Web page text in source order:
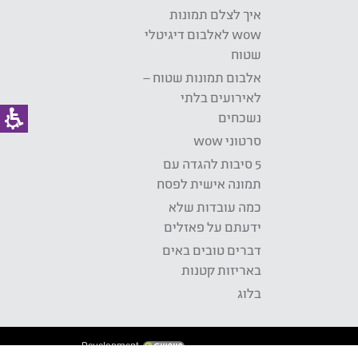
איך לצלם תמונות
wow לאלבום דיגיטלי
שטוח
אלבום תמונות שטוח –
לאירועים בלתי
נשכחים
סרטוני wow
5 סיבות להגדה עם
תמונה אישית לפסח
כמה עובדות שלא
ידעתם על פאזלים
דברים טובים באים
באריזות קטנות
בלוג
Development: